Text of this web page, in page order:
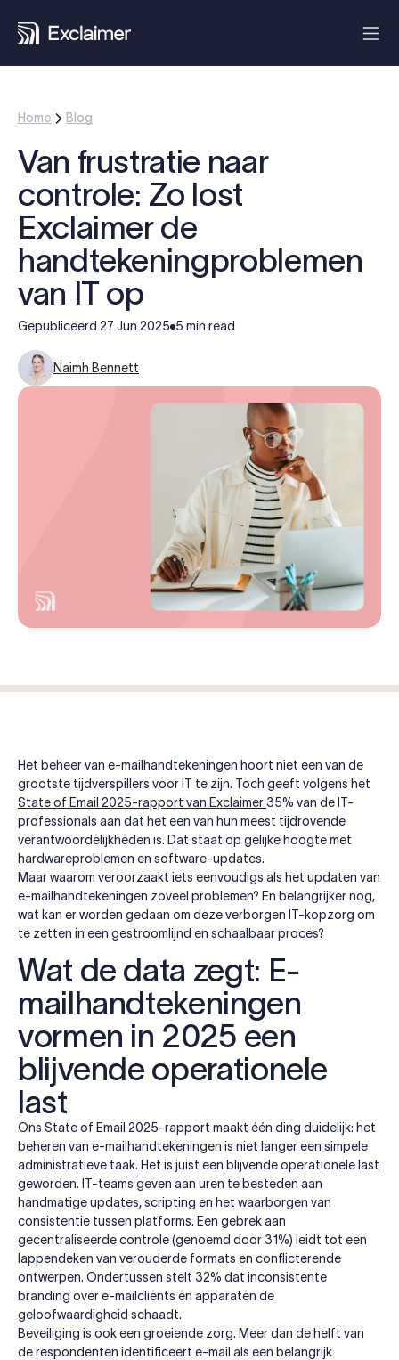
Home Blog
Van frustratie naar
controle: Zo lost
Exclaimer de
handtekeningproblemen
van IT op
Gepubliceerd 27 Jun 2025 5 min read
Naimh Bennett
Het beheer van e-mailhandtekeningen hoort niet een van de
grootste tijdverspillers voor IT te zijn. Toch geeft volgens het
State of Email 2025-rapport van Exclaimer 35% van de IT-
professionals aan dat het een van hun meest tijdrovende
verantwoordelijkheden is. Dat staat op gelijke hoogte met
hardwareproblemen en software-updates.
Maar waarom veroorzaakt iets eenvoudigs als het updaten van
e-mailhandtekeningen zoveel problemen? En belangrijker nog,
wat kan er worden gedaan om deze verborgen IT-kopzorg om
te zetten in een gestroomlijnd en schaalbaar proces?
Wat de data zegt: E-
mailhandtekeningen
vormen in 2025 een
blijvende operationele
last
Ons State of Email 2025-rapport maakt één ding duidelijk: het
beheren van e-mailhandtekeningen is niet langer een simpele
administratieve taak. Het is juist een blijvende operationele last
geworden. IT-teams geven aan uren te besteden aan
handmatige updates, scripting en het waarborgen van
consistentie tussen platforms. Een gebrek aan
gecentraliseerde controle (genoemd door 31%) leidt tot een
lappendeken van verouderde formats en conflicterende
ontwerpen. Ondertussen stelt 32% dat inconsistente
branding over e-mailclients en apparaten de
geloofwaardigheid schaadt.
Beveiliging is ook een groeiende zorg. Meer dan de helft van
de respondenten identificeert e-mail als een belangrijk